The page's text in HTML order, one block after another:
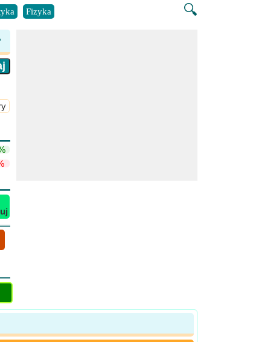
🔍
Fizyka